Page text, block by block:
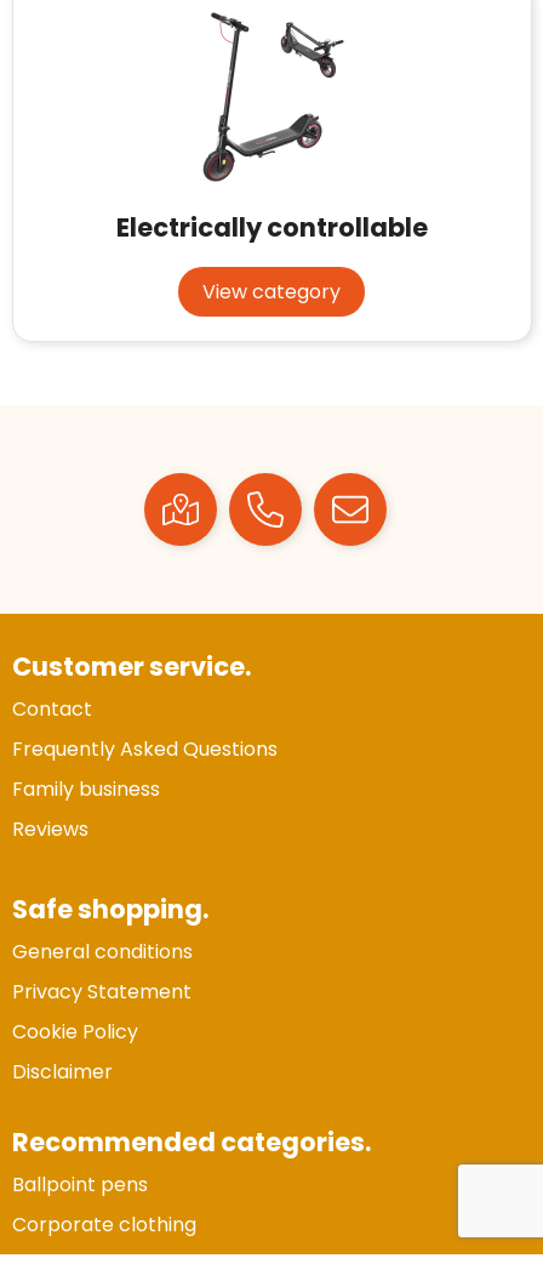
Electrically controllable
View category
Customer service.
Contact
Frequently Asked Questions
Family business
Reviews
Safe shopping.
General conditions
Privacy Statement
Cookie Policy
Disclaimer
Recommended categories.
Ballpoint pens
Corporate clothing
Trustindex